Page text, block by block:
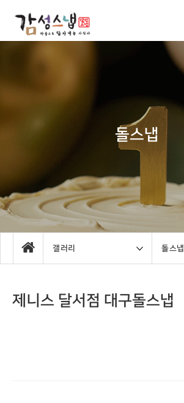
돌스냅
갤러리 돌스냅
제니스 달서점 대구돌스냅